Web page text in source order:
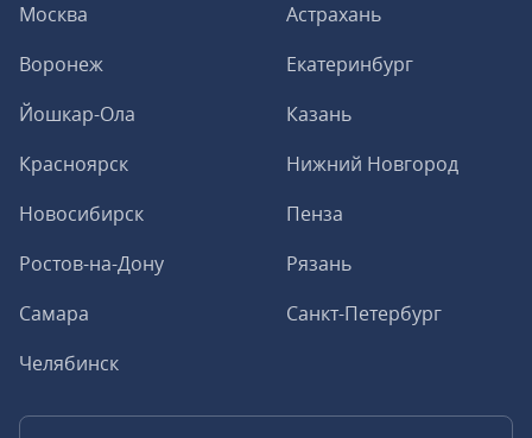
Москва
Астрахань
Воронеж
Екатеринбург
Йошкар-Ола
Казань
Красноярск
Нижний Новгород
Новосибирск
Пенза
Ростов-на-Дону
Рязань
Самара
Санкт-Петербург
Челябинск